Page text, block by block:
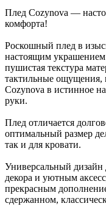
Плед Cozynova —
комфорта!
Роскошный плед в
настоящим
пушистая текстура
тактильные ощущения,
Cozynova в истинное
руки.
Плед отличается
оптимальный размер
так и для кровати.
Универсальный дизайн
декора и уютным
прекрасным
сдержанном,